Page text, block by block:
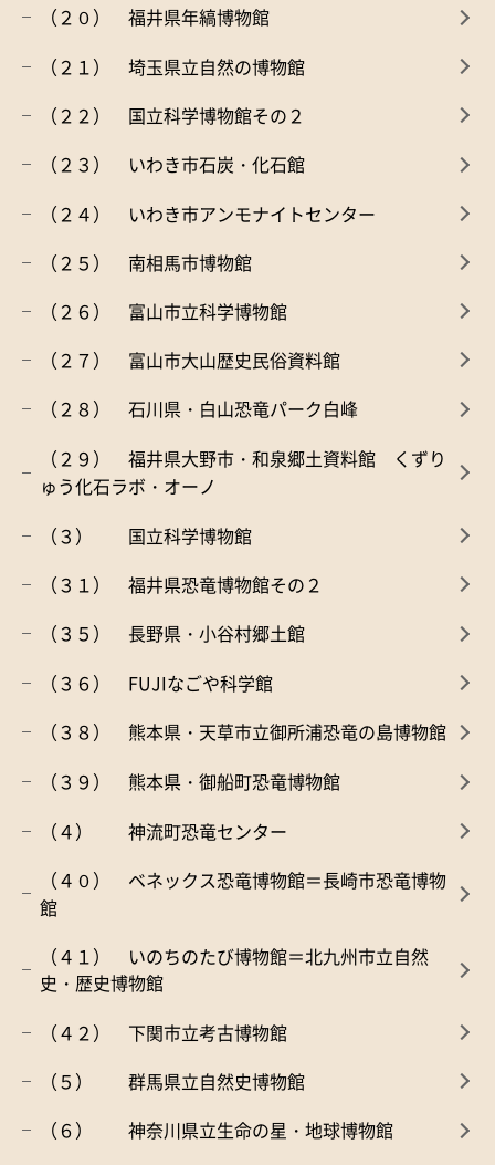
（２０） 福井県年縞博物館
（２１） 埼玉県立自然の博物館
（２２） 国立科学博物館その２
（２３） いわき市石炭・化石館
（２４） いわき市アンモナイトセンター
（２５） 南相馬市博物館
（２６） 富山市立科学博物館
（２７） 富山市大山歴史民俗資料館
（２８） 石川県・白山恐竜パーク白峰
（２９） 福井県大野市・和泉郷土資料館 くずり
ゅう化石ラボ・オーノ
（３） 国立科学博物館
（３１） 福井県恐竜博物館その２
（３５） 長野県・小谷村郷土館
（３６） FUJIなごや科学館
（３８） 熊本県・天草市立御所浦恐竜の島博物館
（３９） 熊本県・御船町恐竜博物館
（４） 神流町恐竜センター
（４０） ベネックス恐竜博物館＝長崎市恐竜博物
館
（４１） いのちのたび博物館＝北九州市立自然
史・歴史博物館
（４２） 下関市立考古博物館
（５） 群馬県立自然史博物館
（６） 神奈川県立生命の星・地球博物館